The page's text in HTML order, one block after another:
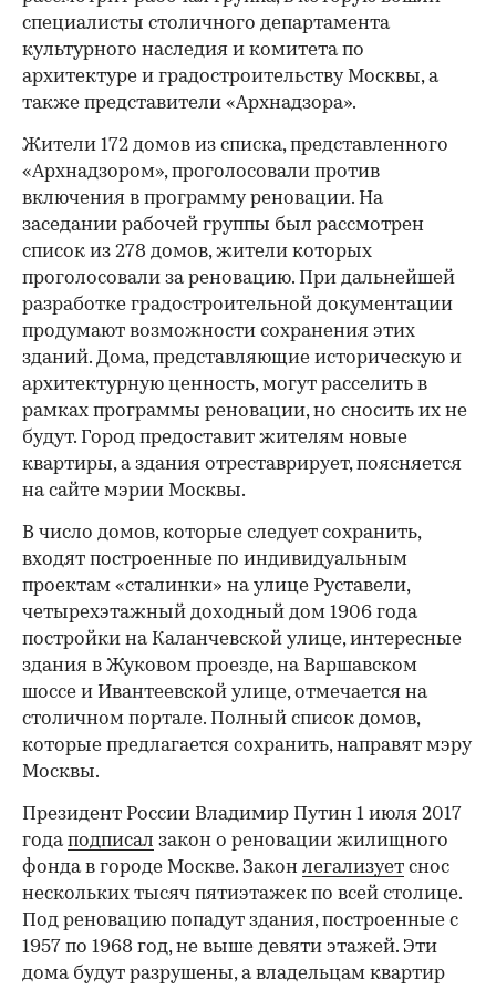
специалисты столичного департамента
культурного наследия и комитета по
архитектуре и градостроительству Москвы, а
также представители «Архнадзора».
Жители 172 домов из списка, представленного
«Архнадзором», проголосовали против
включения в программу реновации. На
заседании рабочей группы был рассмотрен
список из 278 домов, жители которых
проголосовали за реновацию. При дальнейшей
разработке градостроительной документации
продумают возможности сохранения этих
зданий. Дома, представляющие историческую и
архитектурную ценность, могут расселить в
рамках программы реновации, но сносить их не
будут. Город предоставит жителям новые
квартиры, а здания отреставрирует, поясняется
на сайте мэрии Москвы.
В число домов, которые следует сохранить,
входят построенные по индивидуальным
проектам «сталинки» на улице Руставели,
четырехэтажный доходный дом 1906 года
постройки на Каланчевской улице, интересные
здания в Жуковом проезде, на Варшавском
шоссе и Ивантеевской улице, отмечается на
столичном портале. Полный список домов,
которые предлагается сохранить, направят мэру
Москвы.
Президент России Владимир Путин 1 июля 2017
годаподписал закон о реновации жилищного
фонда в городе Москве. Закон легализует снос
нескольких тысяч пятиэтажек по всей столице.
Под реновацию попадут здания, построенные с
1957 по 1968 год, не выше девяти этажей. Эти
дома будут разрушены, а владельцам квартир